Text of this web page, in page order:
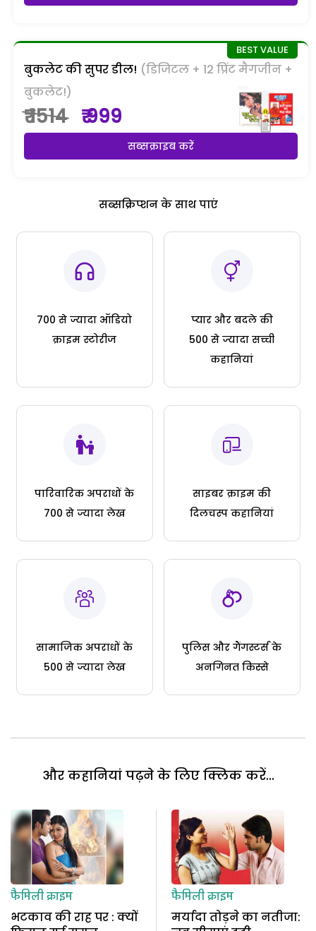
बुकलेट की सुपर डील! (डिजिटल + 12 प्रिंट मैगजीन +
बुकलेट!)
₹ 1514 ₹ 999
सब्सक्राइब करें
सब्सक्रिप्शन के साथ पाएं
700 से ज्यादा ऑडियो
क्राइम स्टोरीज
प्यार और बदले की
500 से ज्यादा सच्ची
कहानियां
पारिवारिक अपराधों के
700 से ज्यादा लेख
साइबर क्राइम की
दिलचस्प कहानियां
सामाजिक अपराधों के
500 से ज्यादा लेख
पुलिस और गैंगस्टर्स के
अनगिनत किस्से
और कहानियां पढ़ने के लिए क्लिक करें...
फैमिली क्राइम
भटकाव की राह पर : क्यों
फैमिली क्राइम
मर्यादा तोड़ने का नतीजा: